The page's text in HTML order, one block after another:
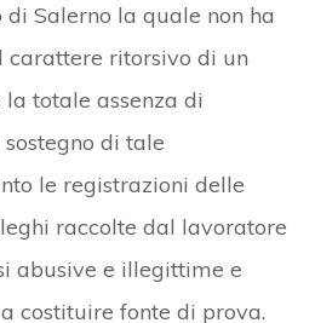
di Salerno la quale non ha
carattere ritorsivo di un
totale assenza di
di tale
le registrazioni delle
raccolte dal lavoratore
abusive e illegittime e
costituire fonte di prova.